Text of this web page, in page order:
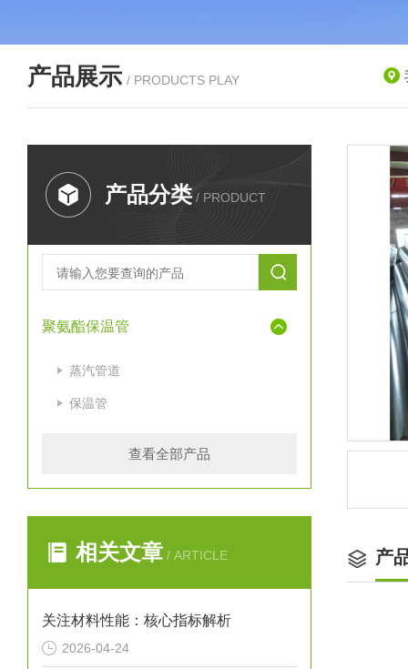
产品展示 / PRODUCTS PLAY
产品分类 / PRODUCT
聚氨酯保温管
蒸汽管道
保温管
查看全部产品
相关文章 / ARTICLE
关注材料性能：核心指标解析
2026-04-24
产